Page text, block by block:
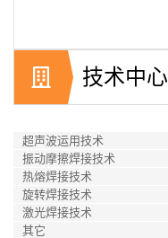
技术中心
超声波运用技术
振动摩擦焊接技术
热熔焊接技术
旋转焊接技术
激光焊接技术
其它